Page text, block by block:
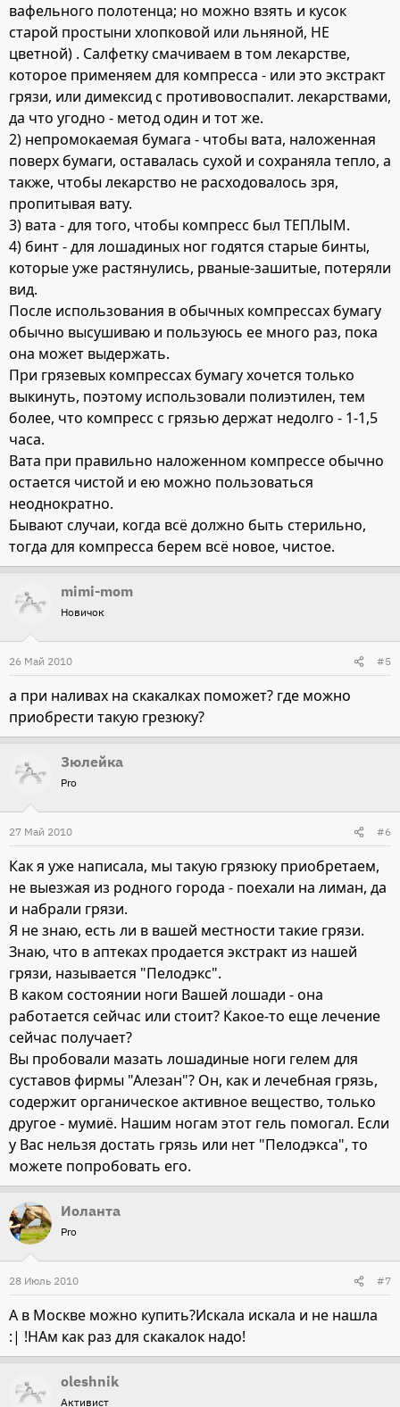
вафельного полотенца; но можно взять и кусок
старой простыни хлопковой или льняной, НЕ
цветной) . Салфетку смачиваем в том лекарстве,
которое применяем для компресса - или это экстракт
грязи, или димексид с противовоспалит. лекарствами,
да что угодно - метод один и тот же.
2) непромокаемая бумага - чтобы вата, наложенная
поверх бумаги, оставалась сухой и сохраняла тепло, а
также, чтобы лекарство не расходовалось зря,
пропитывая вату.
3) вата - для того, чтобы компресс был ТЕПЛЫМ.
4) бинт - для лошадиных ног годятся старые бинты,
которые уже растянулись, рваные-зашитые, потеряли
вид.
После использования в обычных компрессах бумагу
обычно высушиваю и пользуюсь ее много раз, пока
она может выдержать.
При грязевых компрессах бумагу хочется только
выкинуть, поэтому использовали полиэтилен, тем
более, что компресс с грязью держат недолго - 1-1,5
часа.
Вата при правильно наложенном компрессе обычно
остается чистой и ею можно пользоваться
неоднократно.
Бывают случаи, когда всё должно быть стерильно,
тогда для компресса берем всё новое, чистое.
mimi-mom
Новичок
26 Май 2010 #5
а при наливах на скакалках поможет? где можно
приобрести такую грезюку?
Зюлейка
Pro
27 Май 2010 #6
Как я уже написала, мы такую грязюку приобретаем,
не выезжая из родного города - поехали на лиман, да
и набрали грязи.
Я не знаю, есть ли в вашей местности такие грязи.
Знаю, что в аптеках продается экстракт из нашей
грязи, называется "Пелодэкс".
В каком состоянии ноги Вашей лошади - она
работается сейчас или стоит? Какое-то еще лечение
сейчас получает?
Вы пробовали мазать лошадиные ноги гелем для
суставов фирмы "Алезан"? Он, как и лечебная грязь,
содержит органическое активное вещество, только
другое - мумиё. Нашим ногам этот гель помогал. Если
у Вас нельзя достать грязь или нет "Пелодэкса", то
можете попробовать его.
Иоланта
Pro
28 Июль 2010 #7
А в Москве можно купить?Искала искала и не нашла
:| !НАм как раз для скакалок надо!
oleshnik
Активист